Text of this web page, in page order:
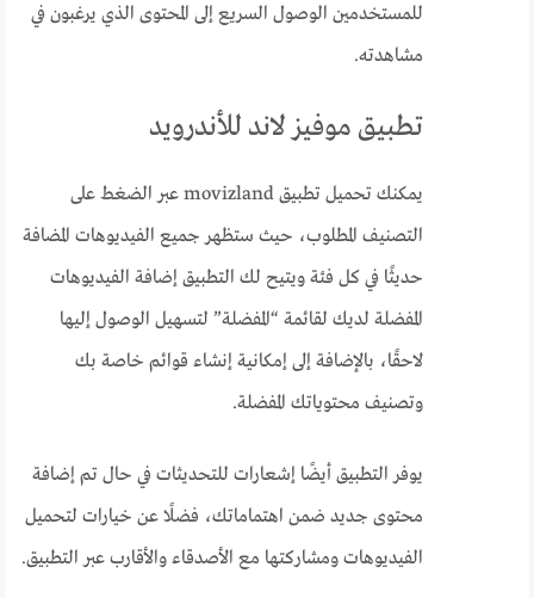
للمستخدمين الوصول السريع إلى المحتوى الذي يرغبون في
مشاهدته.
تطبيق موفيز لاند للأندرويد
يمكنك تحميل تطبيق movizland عبر الضغط على
التصنيف المطلوب، حيث ستظهر جميع الفيديوهات المضافة
حديثًا في كل فئة ويتيح لك التطبيق إضافة الفيديوهات
المفضلة لديك لقائمة “المفضلة” لتسهيل الوصول إليها
لاحقًا، بالإضافة إلى إمكانية إنشاء قوائم خاصة بك
وتصنيف محتوياتك المفضلة.
يوفر التطبيق أيضًا إشعارات للتحديثات في حال تم إضافة
محتوى جديد ضمن اهتماماتك، فضلًا عن خيارات لتحميل
الفيديوهات ومشاركتها مع الأصدقاء والأقارب عبر التطبيق.